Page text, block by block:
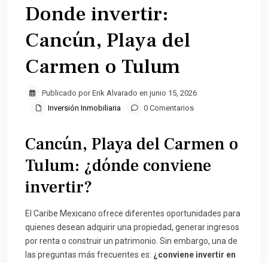
Donde invertir:
Cancún, Playa del
Carmen o Tulum
Publicado por Erik Alvarado en junio 15, 2026
Inversión Inmobiliaria
0 Comentarios
Cancún, Playa del Carmen o
Tulum: ¿dónde conviene
invertir?
El Caribe Mexicano ofrece diferentes oportunidades para
quienes desean adquirir una propiedad, generar ingresos
por renta o construir un patrimonio. Sin embargo, una de
las preguntas más frecuentes es: ¿conviene invertir en